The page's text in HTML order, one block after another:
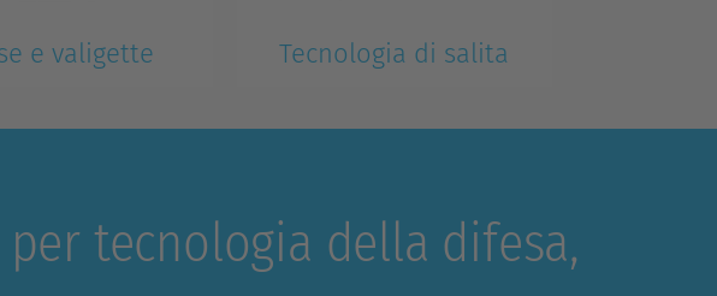
e valigette Tecnologia di salita
tecnologia della difesa,